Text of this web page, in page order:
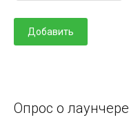
Опрос о лаунчере